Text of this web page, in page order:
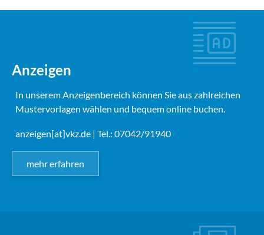
Anzeigen
In unserem Anzeigenbereich können Sie aus zahlreichen
Mustervorlagen wählen und bequem online buchen.
anzeigen[at]vkz.de | Tel.: 07042/91940
mehr erfahren